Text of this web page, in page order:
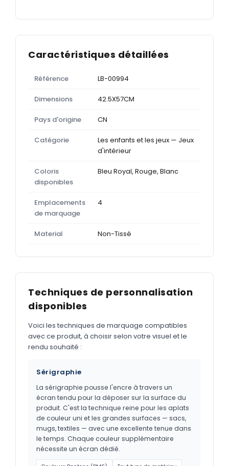
Caractéristiques détaillées
Référence LB-00994
Dimensions 42.5X57CM
Pays d'origine CN
Catégorie
Les enfants et les jeux — Jeux
d'intérieur
Coloris
disponibles
Bleu Royal, Rouge, Blanc
Emplacements
de marquage
4
Material Non-Tissé
Techniques de personnalisation
disponibles
Voici les techniques de marquage compatibles
avec ce produit, à choisir selon votre visuel et le
rendu souhaité :
Sérigraphie
La sérigraphie pousse l'encre à travers un
écran tendu pour la déposer sur la surface du
produit. C'est la technique reine pour les aplats
de couleur uni et les grandes surfaces — sacs,
mugs, textiles — avec une excellente tenue dans
le temps. Chaque couleur supplémentaire
nécessite un écran dédié.